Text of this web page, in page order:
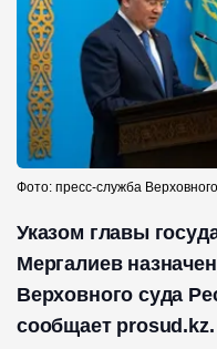
Фото: пресс-служба
Указом главы
Мергалиев
Верховного суда
сообщает prosud.kz.